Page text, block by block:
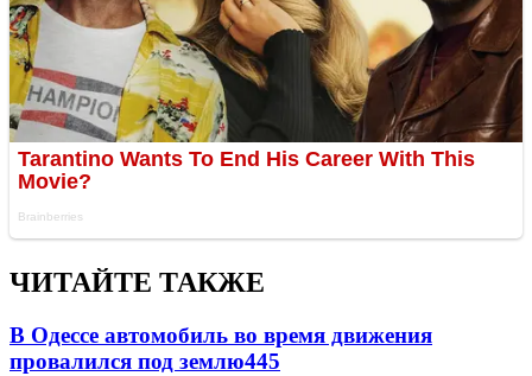
ЧИТАЙТЕ ТАКЖЕ
В Одессе автомобиль во время движения
провалился под землю445